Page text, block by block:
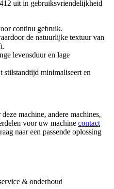
uit in gebruiksvriendelijkheid
continu gebruik.
de natuurlijke textuur van
levensduur en lage
stilstandtijd minimaliseert en
machine, andere machines,
voor uw machine contact
naar een passende oplossing
& onderhoud